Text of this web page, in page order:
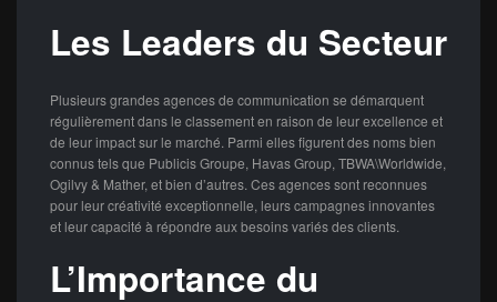
Les Leaders du Secteur
Plusieurs grandes agences de communication se démarquent
régulièrement dans le classement en raison de leur excellence et
de leur impact sur le marché. Parmi elles figurent des noms bien
connus tels que Publicis Groupe, Havas Group, TBWA\Worldwide,
Ogilvy & Mather, et bien d’autres. Ces agences sont reconnues
pour leur créativité exceptionnelle, leurs campagnes innovantes
et leur capacité à répondre aux besoins variés des clients.
L’Importance du